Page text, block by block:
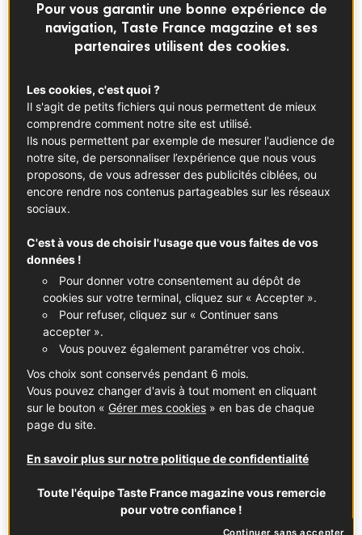
Crumble au butternut et au Comté
CUISINE DU QUOTIDIEN
Pour vous garantir une bonne expérience de
navigation, Taste France magazine et ses
partenaires utilisent des cookies.
Les cookies, c'est quoi ?
Il s'agit de petits fichiers qui nous permettent de mieux
comprendre comment notre site est utilisé.
Ils nous permettent par exemple de mesurer l'audience de
notre site, de personnaliser l’expérience que nous vous
proposons, de vous adresser des publicités ciblées, ou
encore rendre nos contenus partageables sur les réseaux
sociaux.
C'est à vous de choisir l'usage que vous faites de vos
données !
Pour donner votre consentement au dépôt de
cookies sur votre terminal, cliquez sur « Accepter ».
Pour refuser, cliquez sur « Continuer sans
accepter ».
Vous pouvez également paramétrer vos choix.
Vos choix sont conservés pendant 6 mois.
Vous pouvez changer d'avis à tout moment en cliquant
sur le bouton « Gérer mes cookies » en bas de chaque
page du site.
En savoir plus sur notre politique de confidentialité
Toute l'équipe Taste France magazine vous remercie
pour votre confiance !
Continuer sans accepter